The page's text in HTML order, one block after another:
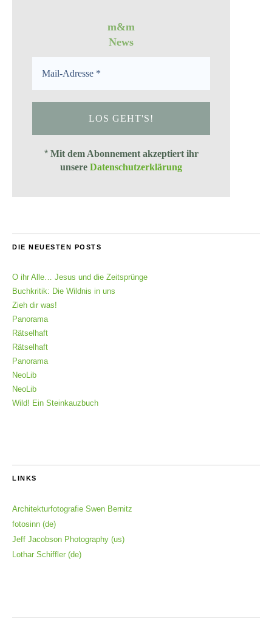
m&m
News
* Mit dem Abonnement akzeptiert ihr
unsereDatenschutzerklärung
DIE NEUESTEN POSTS
O ihr Alle… Jesus und die Zeitsprünge
Buchkritik: Die Wildnis in uns
Zieh dir was!
Panorama
Rätselhaft
Rätselhaft
Panorama
NeoLib
NeoLib
Wild! Ein Steinkauzbuch
LINKS
Architekturfotografie Swen Bernitz
fotosinn (de)
Jeff Jacobson Photography (us)
Lothar Schiffler (de)